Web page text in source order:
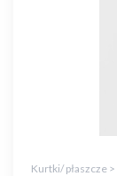
Kurtki/ płaszcze